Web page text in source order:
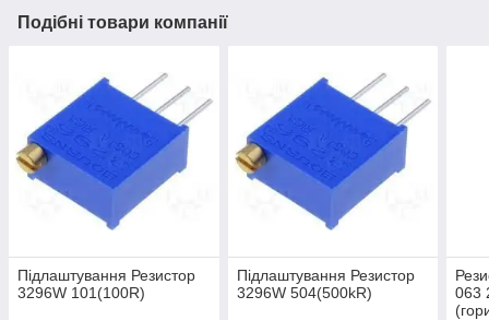
Подібні товари компанії
Підлаштування Резистор
3296W 101(100R)
Підлаштування Резистор
3296W 504(500kR)
063